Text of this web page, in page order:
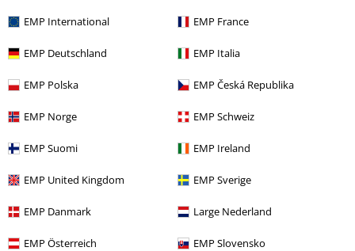
EMP International EMP France
EMP Deutschland EMP Italia
EMP Polska EMP Česká Republika
EMP Norge EMP Schweiz
EMP Suomi EMP Ireland
EMP United Kingdom EMP Sverige
EMP Danmark Large Nederland
EMP Österreich EMP Slovensko
kr 219.95
More categories. More options.
Udsalg % Tøj T-shirts & toppe T-Shirts
Herre Tøj T-shirts & toppe T-shirts
Band Merch Top Bands Bruce Springsteen